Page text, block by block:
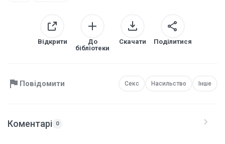
Відкрити
До
бібліотеки
Скачати Поділитися
Повідомити Секс Насильство Інше
Коментарі 0